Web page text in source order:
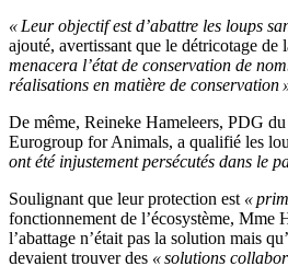
« Leur objectif est d’abattre les loups
ajouté, avertissant que le détricotage de
menacera l’état de conservation de
réalisations en matière de conservation
De même, Reineke Hameleers, PDG
Eurogroup for Animals, a qualifié les
ont été injustement persécutés dans le
Soulignant que leur protection est «
fonctionnement de l’écosystème, Mme
l’abattage n’était pas la solution mais
devaient trouver des « solutions